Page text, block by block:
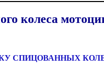
колеса
СПИЦОВАННЫХ